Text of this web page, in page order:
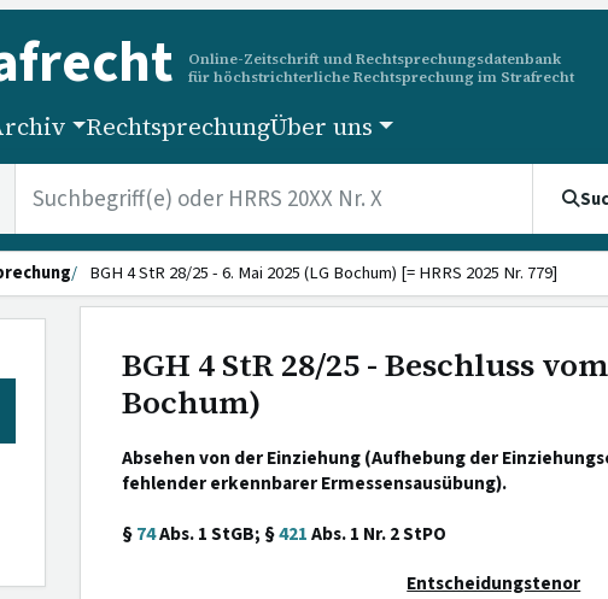
Online-Zeitschrift und Rechtsprechungsdatenbank
für höchstrichterliche Rechtsprechung im Strafrecht
RechtsprechungÜber uns
BGH 4 StR 28/25 - 6. Mai 2025 (LG Bochum) [= HRRS 2025 Nr. 779]
BGH 4 StR 28/25 - Beschluss
Bochum)
Absehen von der Einziehung (Aufhebung der
fehlender erkennbarer Ermessensausübung).
§74Abs. 1 StGB; §421Abs. 1 Nr. 2 StPO
Entscheidungstenor